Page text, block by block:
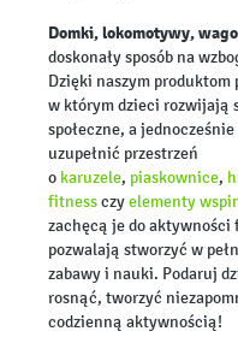
Domki, lokomotywy,
doskonały sposób na
Dzięki naszym produktom
w którym dzieci rozwijają
społeczne, a
uzupełnić przestrzeń
o karuzele, piaskownice,
fitnessczyelementy
zachęcą je do aktywności
pozwalają stworzyć w
zabawy i nauki. Podaruj
rosnąć, tworzyć
codzienną aktywnością!